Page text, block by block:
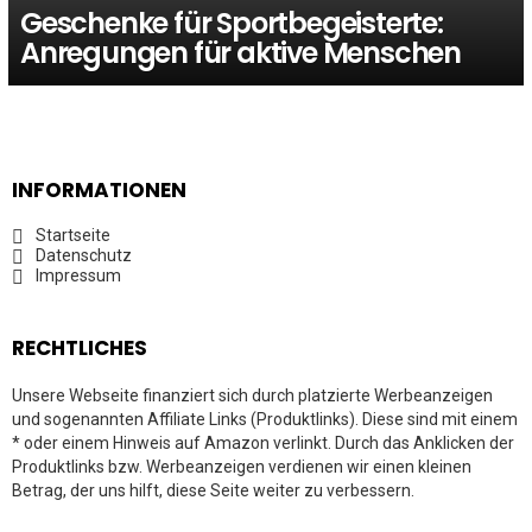
Geschenke für Sportbegeisterte:
Anregungen für aktive Menschen
INFORMATIONEN
Startseite
Datenschutz
Impressum
RECHTLICHES
Unsere Webseite finanziert sich durch platzierte Werbeanzeigen
und sogenannten Affiliate Links (Produktlinks). Diese sind mit einem
* oder einem Hinweis auf Amazon verlinkt. Durch das Anklicken der
Produktlinks bzw. Werbeanzeigen verdienen wir einen kleinen
Betrag, der uns hilft, diese Seite weiter zu verbessern.